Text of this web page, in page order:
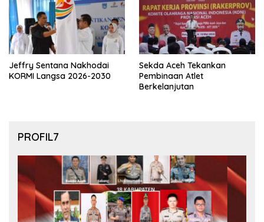
Jeffry Sentana Nakhodai
KORMI Langsa 2026-2030
Sekda Aceh Tekankan
Pembinaan Atlet
Berkelanjutan
PROFIL7